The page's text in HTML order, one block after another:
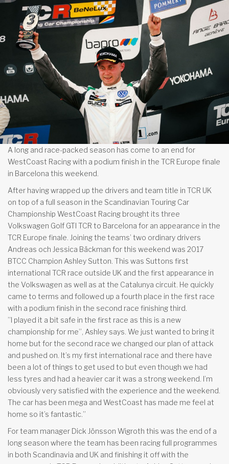
A long and race-packed season has come to an end for
WestCoast Racing with a podium finish in the TCR Europe finale
in Barcelona this weekend.
After having wrapped up the drivers and team title in TCR UK
on top of a full season in the Scandinavian Touring Car
Championship WestCoast Racing brought its three
Volkswagen Golf GTI TCR to Barcelona for an appearance in the
TCR Europe finale. Joining the teams’ two ordinary drivers
Andreas och Jessica Bäckman for this weekend was 2017
BTCC Champion Ashley Sutton. This was Suttons first
international TCR race outside UK and the first appearance in
the Volkswagen as well as at the Catalunya circuit. He quickly
came to terms and followed up a fourth place in the first race
with a podium finish in the second race finishing third.
”I played it a bit safe in the first race as this is a new
championship for me”, Ashley says. We just wanted to bring it
home but for the second race we changed our plan of attack
and pushed on. It’s my first international race and there have
been a lot of things to get used to but even though we had
less tyres and had a heavier car it was a strong weekend. I’m
obviously very satisfied with the experience and the weekend.
The car has been mega and WestCoast has made me feel at
home so it’s fantastic.”
For team manager Dick Jönsson Wigroth this was the end of a
long season where the team has been racing full programmes
in both Scandinavia and UK and finishing it off with the